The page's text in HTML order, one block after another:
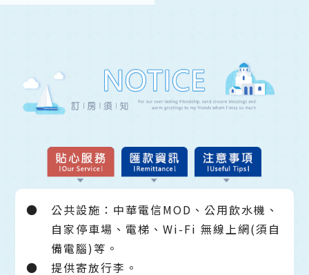
● 公共設施：中華電信MOD、公用飲水機、
自家停車場、電梯、Wi-Fi 無線上網(須自
備電腦)等。
●提供寄放行李。